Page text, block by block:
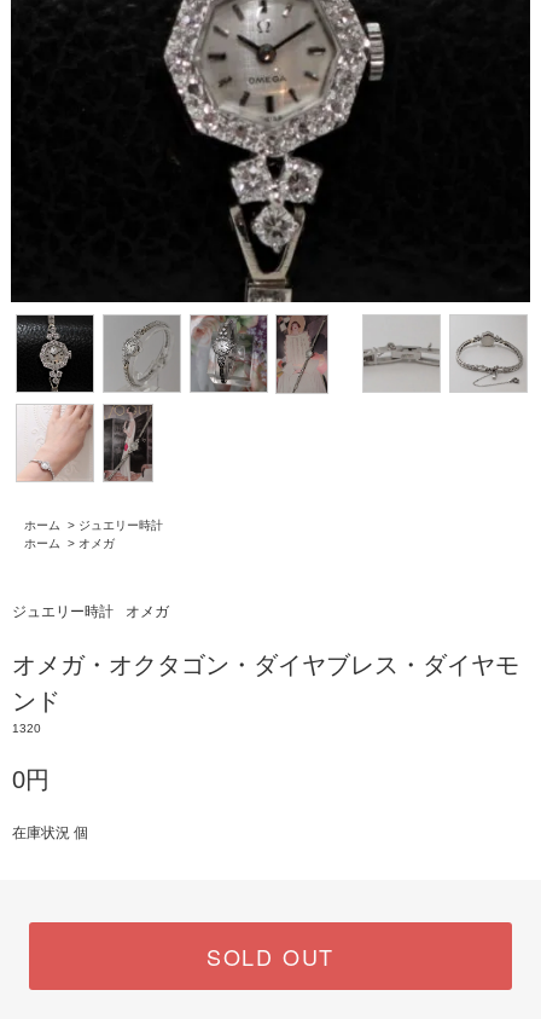
ホーム > ジュエリー時計
ホーム
> オメガ
ジュエリー時計 オメガ
オメガ・オクタゴン・ダイヤブレス・ダイヤモ
ンド
1320
0円
在庫状況 個
SOLD OUT